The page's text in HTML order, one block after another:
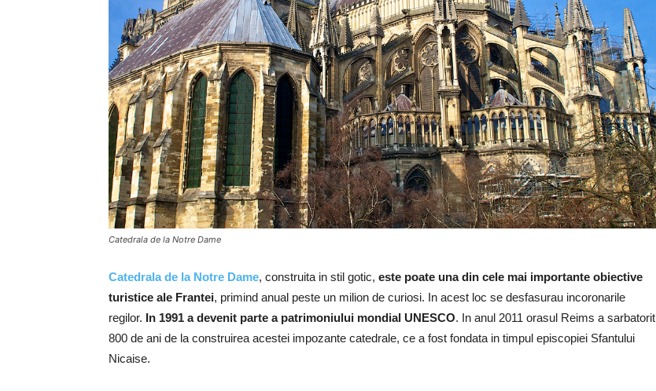
Catedrala de la Notre Dame
Catedrala de la Notre Dame, construita in stil gotic, este poate una din cele mai importante obiective
turistice ale Frantei, primind anual peste un milion de curiosi. In acest loc se desfasurau incoronarile
regilor. In 1991 a devenit parte a patrimoniului mondial UNESCO. In anul 2011 orasul Reims a sarbatorit
800 de ani de la construirea acestei impozante catedrale, ce a fost fondata in timpul episcopiei Sfantului
Nicaise.